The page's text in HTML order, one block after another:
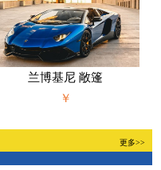
兰博基尼 敞篷
￥
更多>>